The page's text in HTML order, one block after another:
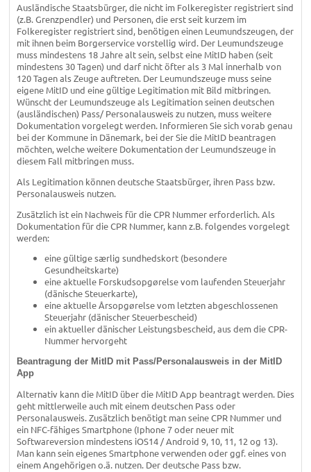
Ausländische Staatsbürger, die nicht im Folkeregister registriert sind
(z.B. Grenzpendler) und Personen, die erst seit kurzem im
Folkeregister registriert sind, benötigen einen Leumundszeugen, der
mit ihnen beim Borgerservice vorstellig wird. Der Leumundszeuge
muss mindestens 18 Jahre alt sein, selbst eine MitID haben (seit
mindestens 30 Tagen) und darf nicht öfter als 3 Mal innerhalb von
120 Tagen als Zeuge auftreten. Der Leumundszeuge muss seine
eigene MitID und eine gültige Legitimation mit Bild mitbringen.
Wünscht der Leumundszeuge als Legitimation seinen deutschen
(ausländischen) Pass/ Personalausweis zu nutzen, muss weitere
Dokumentation vorgelegt werden. Informieren Sie sich vorab genau
bei der Kommune in Dänemark, bei der Sie die MitID beantragen
möchten, welche weitere Dokumentation der Leumundszeuge in
diesem Fall mitbringen muss.
Als Legitimation können deutsche Staatsbürger, ihren Pass bzw.
Personalausweis nutzen.
Zusätzlich ist ein Nachweis für die CPR Nummer erforderlich. Als
Dokumentation für die CPR Nummer, kann z.B. folgendes vorgelegt
werden:
eine gültige særlig sundhedskort (besondere
Gesundheitskarte)
eine aktuelle Forskudsopgørelse vom laufenden Steuerjahr
(dänische Steuerkarte),
eine aktuelle Årsopgørelse vom letzten abgeschlossenen
Steuerjahr (dänischer Steuerbescheid)
ein aktueller dänischer Leistungsbescheid, aus dem die CPR-
Nummer hervorgeht
Beantragung der MitID mit Pass/Personalausweis in der MitID
App
Alternativ kann die MitID über die MitID App beantragt werden. Dies
geht mittlerweile auch mit einem deutschen Pass oder
Personalausweis. Zusätzlich benötigt man seine CPR Nummer und
ein NFC-fähiges Smartphone (Iphone 7 oder neuer mit
Softwareversion mindestens iOS14 / Android 9, 10, 11, 12 og 13).
Man kann sein eigenes Smartphone verwenden oder ggf. eines von
einem Angehörigen o.ä. nutzen. Der deutsche Pass bzw.